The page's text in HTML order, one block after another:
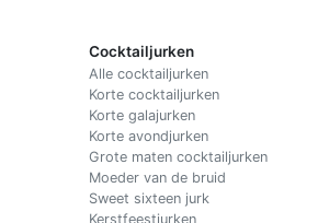
Cocktailjurken
Alle cocktailjurken
Korte cocktailjurken
Korte galajurken
Korte avondjurken
Grote maten cocktailjurken
Moeder van de bruid
Sweet sixteen jurk
Kerstfeestjurken